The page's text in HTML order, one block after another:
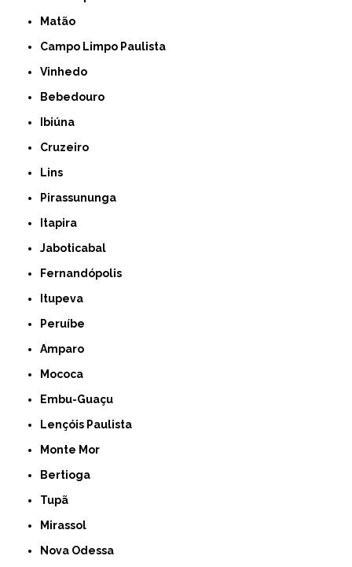
Matão
Campo Limpo Paulista
Vinhedo
Bebedouro
Ibiúna
Cruzeiro
Lins
Pirassununga
Itapira
Jaboticabal
Fernandópolis
Itupeva
Peruíbe
Amparo
Mococa
Embu-Guaçu
Lençóis Paulista
Monte Mor
Bertioga
Tupã
Mirassol
Nova Odessa